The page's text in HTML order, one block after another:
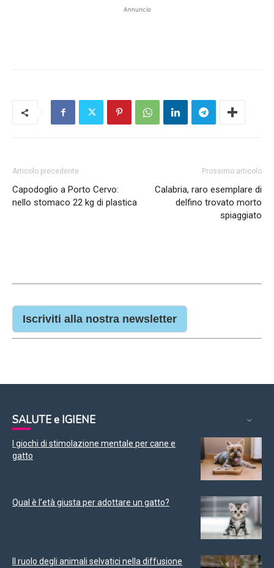
Annuncio
Articolo precedente
Capodoglio a Porto Cervo:
nello stomaco 22 kg di plastica
Prossimo articolo
Calabria, raro esemplare di
delfino trovato morto
spiaggiato
Iscriviti alla nostra newsletter
SALUTE e IGIENE
I giochi di stimolazione mentale per cane e
gatto
Qual è l’età giusta per adottare un gatto?
Il ruolo degli animali selvatici nella diffusione